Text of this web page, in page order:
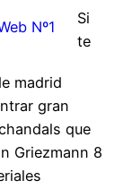
Si
te
madrid
gran
que
Griezmann 8